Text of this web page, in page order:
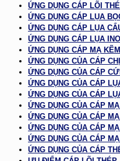
ỨNG DỤNG CÁP LÕI
ỨNG DỤNG CÁP LỤA
ỨNG DỤNG CÁP LỤA
ỨNG DỤNG CÁP LỤA
ỨNG DỤNG CÁP MẠ KẼM
ỨNG DỤNG CỦA CÁP
ỨNG DỤNG CỦA CÁP
ỨNG DỤNG CỦA CÁP
ỨNG DỤNG CỦA CÁP
ỨNG DỤNG CỦA CÁP
ỨNG DỤNG CỦA CÁP
ỨNG DỤNG CỦA CÁP
ỨNG DỤNG CỦA CÁP
ỨNG DỤNG CỦA CÁP